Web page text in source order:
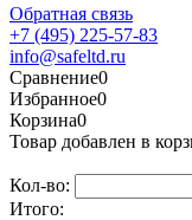
Обратная связь
+7 (495) 225-57-83
info@safeltd.ru
Сравнение0
Избранное0
Корзина0
Товар добавлен в
Кол-во:
Итого: